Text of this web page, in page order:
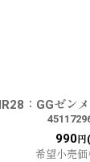
：GGゼン
990 円
希望小売価